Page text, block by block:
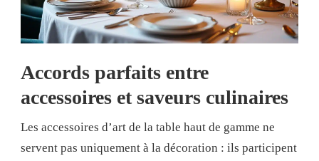
Accords parfaits entre
accessoires et saveurs culinaires
Les accessoires d’art de la table haut de gamme ne
servent pas uniquement à la décoration : ils participent